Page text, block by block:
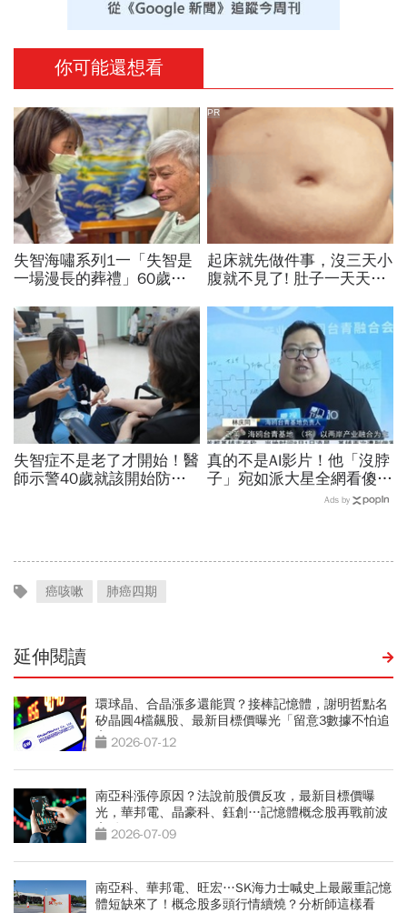
你可能還想看
失智海嘯系列1一「失智是
一場漫長的葬禮」60歲退
補家庭關係的最後拼圖
起床就先做件事，沒三天小
腹就不見了! 肚子一天天變
PR
失智症不是老了才開始！醫
師示警40歲就該開始防失
真的不是AI影片！他「沒脖
子」宛如派大星全網看傻...
真相曝光竟是罹患這種罕見
Ads by
癌咳嗽 肺癌四期
延伸閱讀
環球晶、合晶漲多還能買？接棒記憶體，謝明哲點名
矽晶圓4檔飆股、最新目標價曝光「留意3數據不怕追
高」2026-07-12
南亞科漲停原因？法說前股價反攻，最新目標價曝
光，華邦電、晶豪科、鈺創…記憶體概念股再戰前波
高點2026-07-09
南亞科、華邦電、旺宏…SK海力士喊史上最嚴重記憶
體短缺來了！概念股多頭行情續燒？分析師這樣看